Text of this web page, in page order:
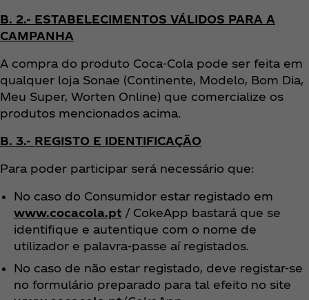
B. 2.- ESTABELECIMENTOS VÁLIDOS PARA A
CAMPANHA
A compra do produto Coca‑Cola pode ser feita em
qualquer loja Sonae (Continente, Modelo, Bom Dia,
Meu Super, Worten Online) que comercialize os
produtos mencionados acima.
B. 3.- REGISTO E IDENTIFICAÇÃO
Para poder participar será necessário que:
No caso do Consumidor estar registado em
www.cocacola.pt / CokeApp bastará que se
identifique e autentique com o nome de
utilizador e palavra-passe aí registados.
No caso de não estar registado, deve registar-se
no formulário preparado para tal efeito no site